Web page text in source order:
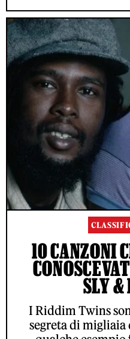
10 CANZONI
SLY &
I Riddim Twins
segreta di